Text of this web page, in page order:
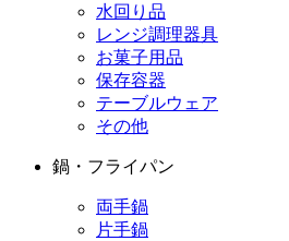
水回り品
レンジ調理器具
お菓子用品
保存容器
テーブルウェア
その他
鍋・フライパン
両手鍋
片手鍋